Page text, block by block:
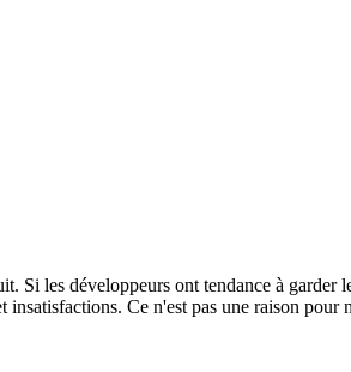
Si les développeurs ont tendance à
Ce n'est pas une raison pour